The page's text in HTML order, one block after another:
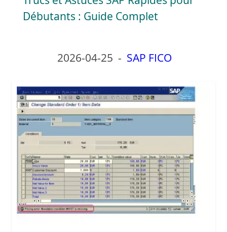
a
i
d
e
o
Débutants : Guide Complet
2026-04-25 - SAP FICO